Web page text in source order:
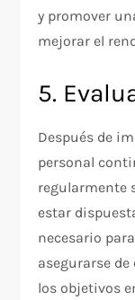
y promover
mejorar el
5.
Después de
personal
regularmente
estar
necesario
asegurarse
los objetivos